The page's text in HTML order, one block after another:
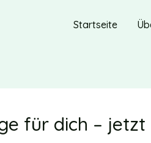
Startseite
für dich – jetzt